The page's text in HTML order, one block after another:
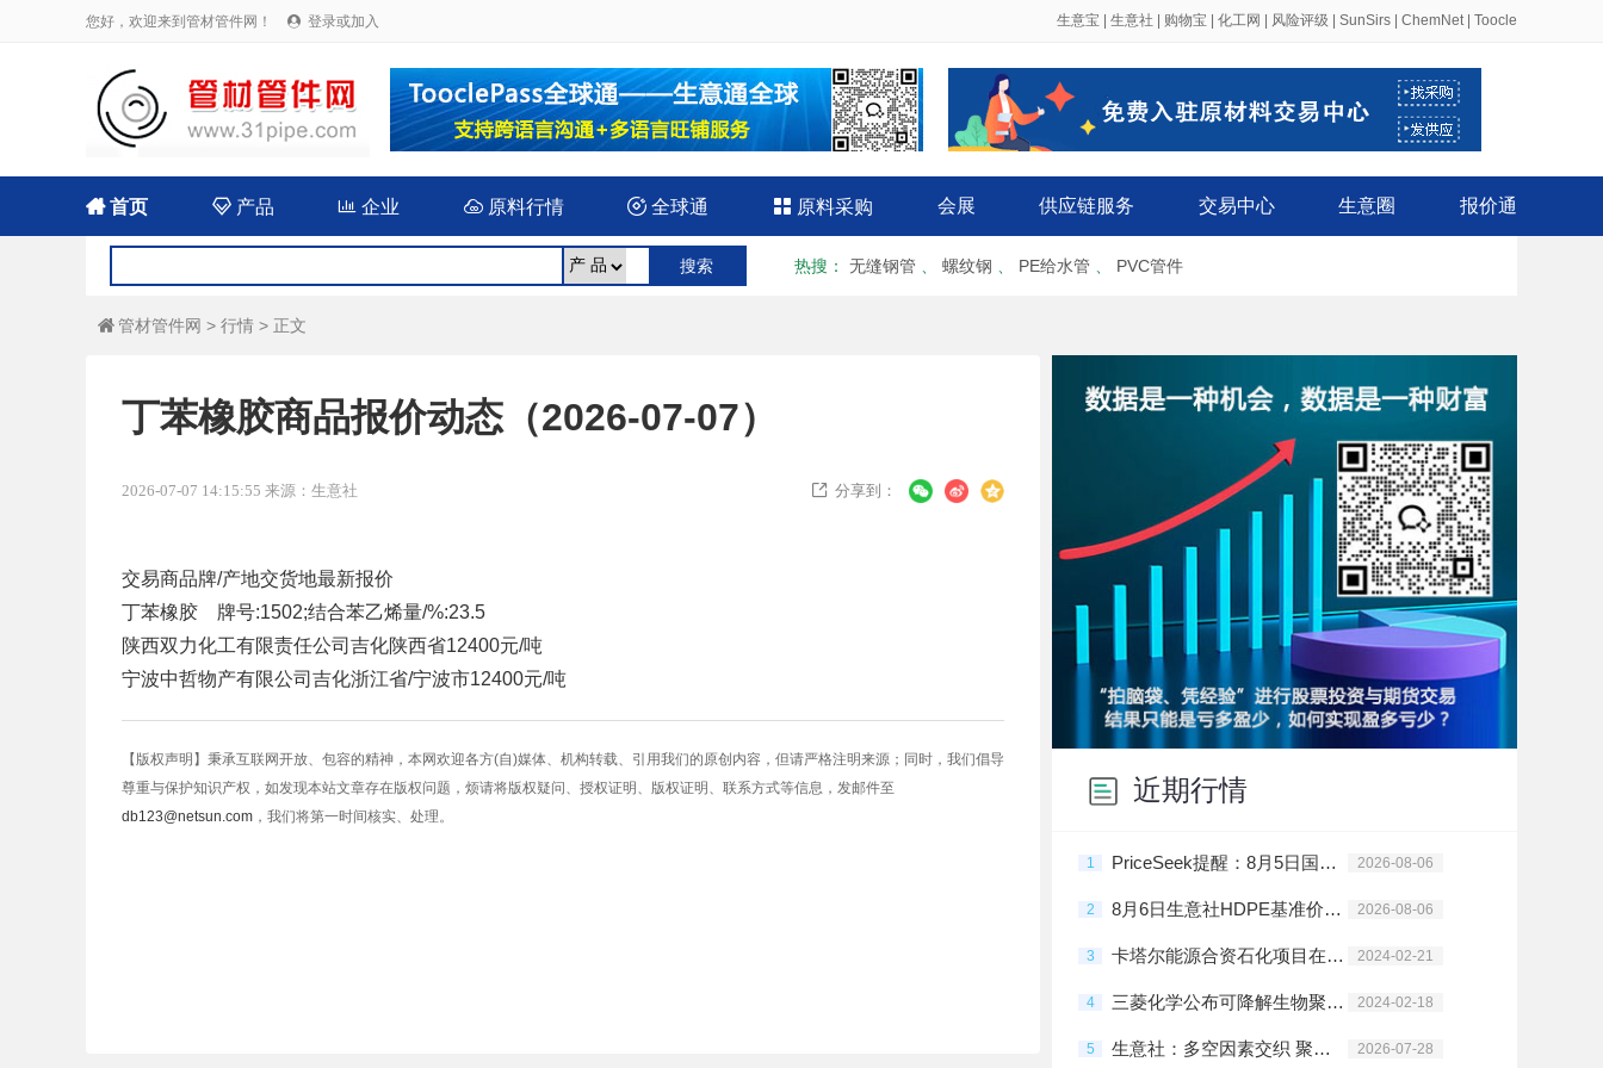
您好，欢迎来到管材管件网！  登录或加入 生意宝 生意社 购物宝 化工网 风险评级 SunSirs ChemNet| Toocle
首页 产品  企业 原料行情  全球通  原料采购 会展 供应链服务 交易中心 生意圈 报价通
热搜 ： 无缝钢管 螺纹钢 PE给水管 PVC管件
 管材管件网 > 行情 > 正文
丁苯橡胶商品报价动态（2026-07-07）
2026-07-07 14:15:55 来源：生意社  分享到：
交易商品牌/产地交货地最新报价
丁苯橡胶 牌号:1502;结合苯乙烯量/%:23.5
陕西双力化工有限责任公司 吉化陕西省12400元/吨
宁波中哲物产有限公司 吉化浙江省/宁波市12400元/吨
【版权声明】秉承互联网开放、包容的精神，本网欢迎各方(自)媒体、机构转载、引用我们的原创内容，但请严格注明来源；同时，我们倡导
尊重与保护知识产权，如发现本站文章存在版权问题，烦请将版权疑问、授权证明、版权证明、联系方式等信息，发邮件至
db123@netsun.com ，我们将第一时间核实、处理。
近期行情
1 PriceSeek提醒：8月5日国内聚乙烯样本库存环比上涨 2026-08-06
2 8月6日生意社HDPE基准价为10450.00元/吨 2026-08-06
3 卡塔尔能源合资石化项目在拉斯拉凡投建 2024-02-21
4 三菱化学公布可降解生物聚酯树脂新材料 2024-02-18
5 生意社：多空因素交织 聚乙烯高位震荡 2026-07-28